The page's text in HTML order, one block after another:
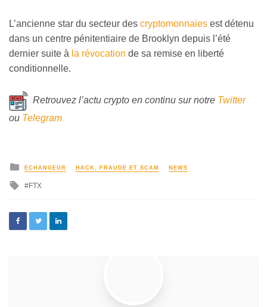
L’ancienne star du secteur des cryptomonnaies est détenu
dans un centre pénitentiaire de Brooklyn depuis l’été
dernier suite à la révocation de sa remise en liberté
conditionnelle.
Retrouvez l’actu crypto en continu sur notre Twitter
ou Telegram
ECHANGEUR HACK, FRAUDE ET SCAM NEWS
FTX